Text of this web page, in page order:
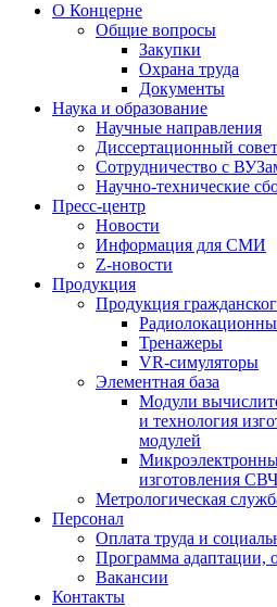
О Концерне
Общие вопросы
Закупки
Охрана труда
Документы
Наука и образование
Научные направления
Диссертационный
Сотрудничество с
Научно-технические
Пресс-центр
Новости
Информация для СМИ
Z-новости
Продукция
Продукция
Тренажеры
VR-симуляторы
Элементная база
Модули
и технология
модулей
изготовления
Метрологическая
Персонал
Оплата труда и
Программа адаптации,
Вакансии
Контакты